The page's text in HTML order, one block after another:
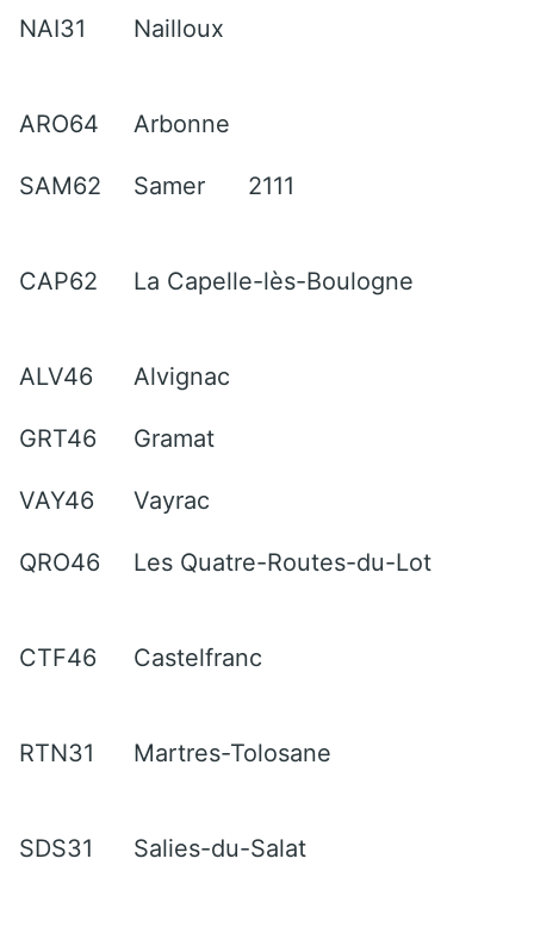
NAI31 Nailloux
ARO64 Arbonne
SAM62 Samer 2111
CAP62 La Capelle-lès-Boulogne
ALV46 Alvignac
GRT46 Gramat
VAY46 Vayrac
QRO46 Les Quatre-Routes-du-Lot
CTF46 Castelfranc
RTN31 Martres-Tolosane
SDS31 Salies-du-Salat